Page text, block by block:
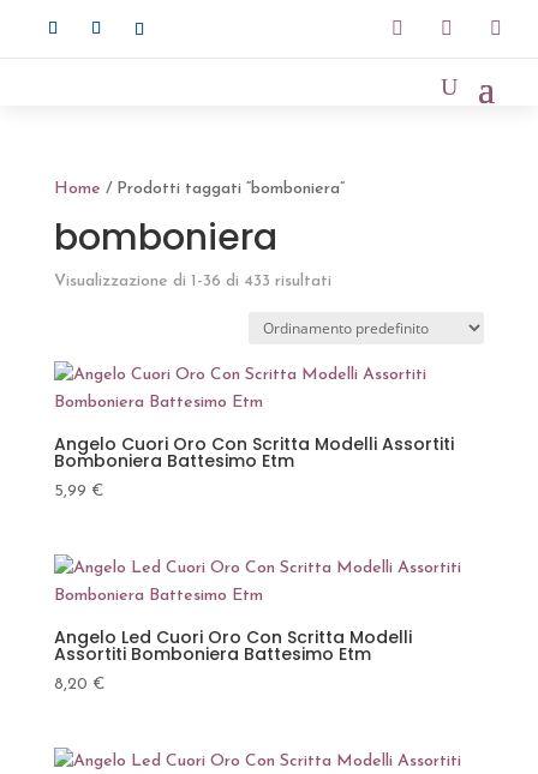
  
Home / Prodotti taggati “bomboniera”
bomboniera
Visualizzazione di 1-36 di 433 risultati
Angelo Cuori Oro Con Scritta Modelli Assortiti
Bomboniera Battesimo Etm
5,99 €
Angelo Led Cuori Oro Con Scritta Modelli
Assortiti Bomboniera Battesimo Etm
8,20 €